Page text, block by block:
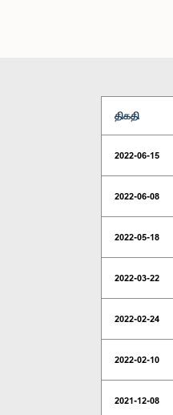
திகதி
2022-06-15
2022-06-08
2022-05-18
2022-03-22
2022-02-24
2022-02-10
2021-12-08